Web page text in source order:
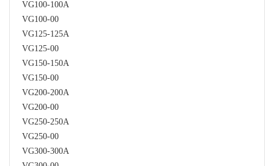
VG100-100A
VG100-00
VG125-125A
VG125-00
VG150-150A
VG150-00
VG200-200A
VG200-00
VG250-250A
VG250-00
VG300-300A